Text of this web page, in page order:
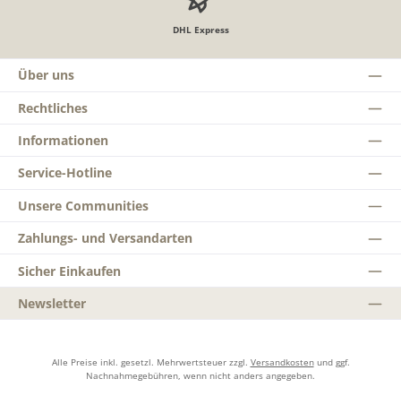
DHL Express
Über uns
Rechtliches
Informationen
Service-Hotline
Unsere Communities
Zahlungs- und Versandarten
Sicher Einkaufen
Newsletter
Alle Preise inkl. gesetzl. Mehrwertsteuer zzgl. Versandkostenund ggf.
Nachnahmegebühren, wenn nicht anders angegeben.